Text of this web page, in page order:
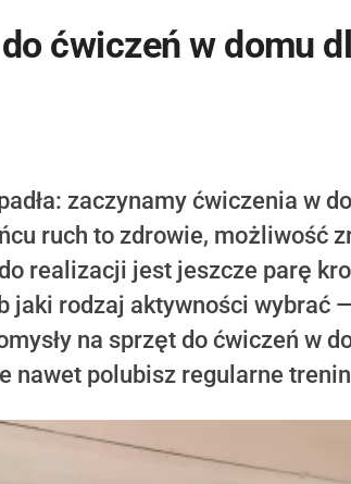
ćwiczeń w domu
zaczynamy ćwiczenia w
ruch to zdrowie, możliwość
realizacji jest jeszcze parę
jaki rodzaj aktywności wybrać
na sprzęt do ćwiczeń w
nawet polubisz regularne